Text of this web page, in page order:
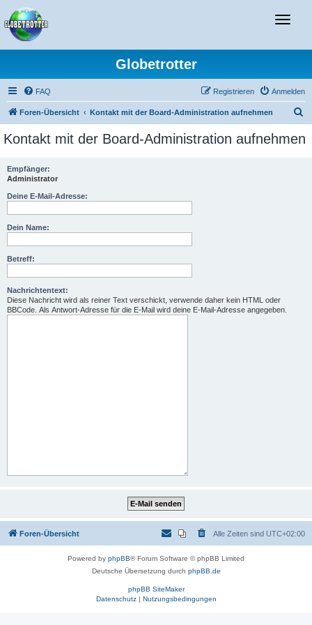
T
g
l
e
n
v
i
Globetrotter
FAQ Anmelden
Registrieren
Foren-Übersicht Kontakt mit der Board-Administration aufnehmen
c
Kontakt mit der Board-Administration aufnehmen
Empfänger:
Administrator
Deine E-Mail-Adresse:
Dein Name:
Betreff:
Nachrichtentext:
Diese Nachricht wird als reiner Text verschickt, verwende daher kein HTML oder
BBCode. Als Antwort-Adresse für die E-Mail wird deine E-Mail-Adresse angegeben.
Foren-Übersicht Alle Zeiten sind UTC+02:00
Powered by phpBB® Forum Software © phpBB Limited
Deutsche Übersetzung durch phpBB.de
phpBB SiteMaker
Datenschutz| Nutzungsbedingungen